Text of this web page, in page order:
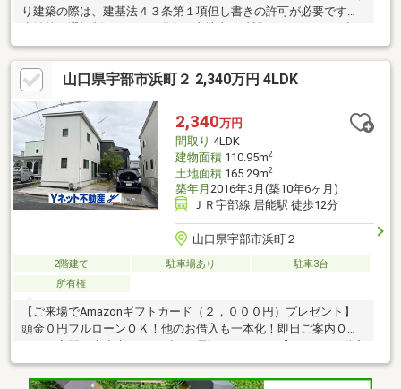
り建築の際は、建基法４３条第１項但し書きの許可が必要です。
談
山口県宇部市浜町２ 2,340万円 4LDK
2,340万円
間取り 4LDK
建物面積110.95m2
土地面積165.29m2
築年月 2016年3月(築10年6ヶ月)
ＪＲ宇部線 居能駅 徒歩12分
山口県宇部市浜町２
2階建て 駐車場あり
駐車3台
所有権
【ご来場でAmazonギフトカード（２，０００円）プレゼント】
頭金０円フルローンＯＫ！他のお借入も一本化！即日ご案内Ｏ
（株）】フリーダイヤル：０１２０－２１０－３４０※３６５
日、年中無休で営業中。◆Yネットだけの基本サービス・お引越